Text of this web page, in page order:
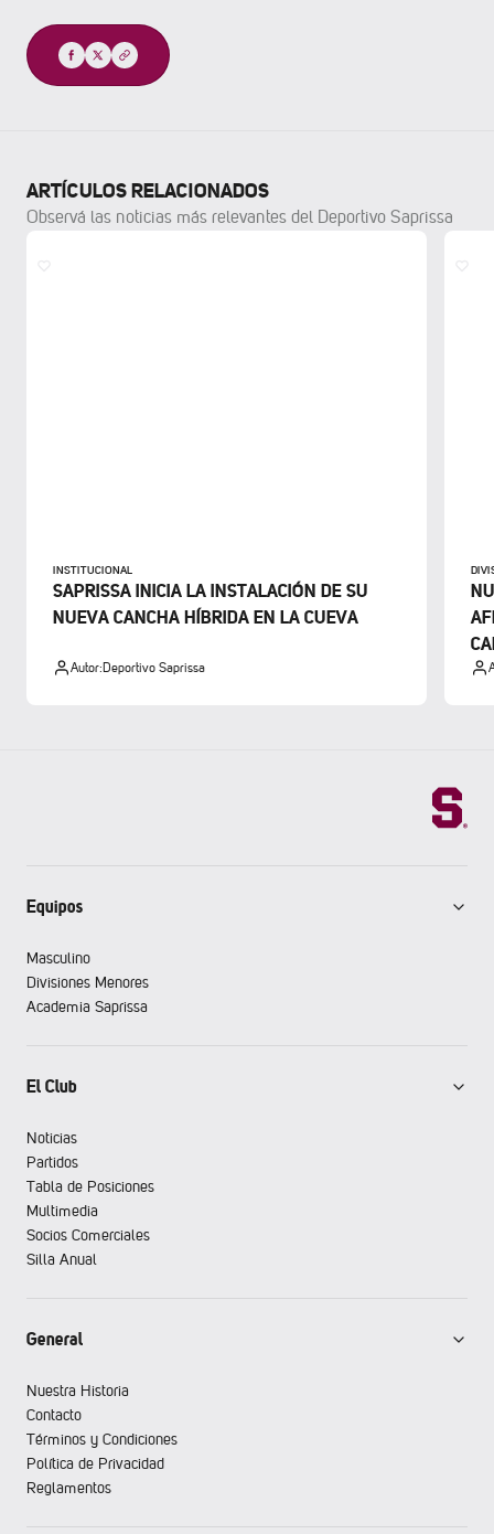
Compartir
ARTÍCULOS RELACIONADOS
Observá las noticias más relevantes del Deportivo Saprissa
INSTITUCIONAL
SAPRISSA INICIA LA INSTALACIÓN DE SU
NUEVA CANCHA HÍBRIDA EN LA CUEVA
Autor:Deportivo Saprissa
Equipos
Masculino
Divisiones Menores
Academia Saprissa
El Club
Noticias
Partidos
Tabla de Posiciones
Multimedia
Socios Comerciales
Silla Anual
General
Nuestra Historia
Contacto
Términos y Condiciones
Política de Privacidad
Reglamentos